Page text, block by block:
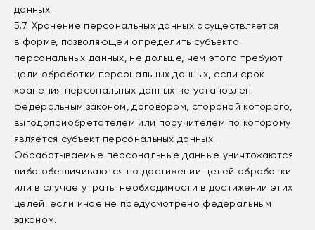
данных.
5.7. Хранение персональных данных осуществляется
в форме, позволяющей определить субъекта
персональных данных, не дольше, чем этого требуют
цели обработки персональных данных, если срок
хранения персональных данных не установлен
федеральным законом, договором, стороной которого,
выгодоприобретателем или поручителем по которому
является субъект персональных данных.
Обрабатываемые персональные данные уничтожаются
либо обезличиваются по достижении целей обработки
или в случае утраты необходимости в достижении этих
целей, если иное не предусмотрено федеральным
законом.